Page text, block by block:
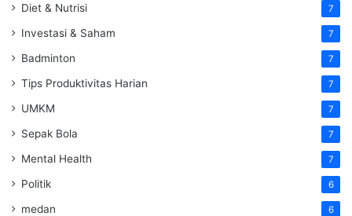
Diet & Nutrisi 7
Investasi & Saham 7
Badminton 7
Tips Produktivitas Harian 7
UMKM 7
Sepak Bola 7
Mental Health 7
Politik 6
medan 6